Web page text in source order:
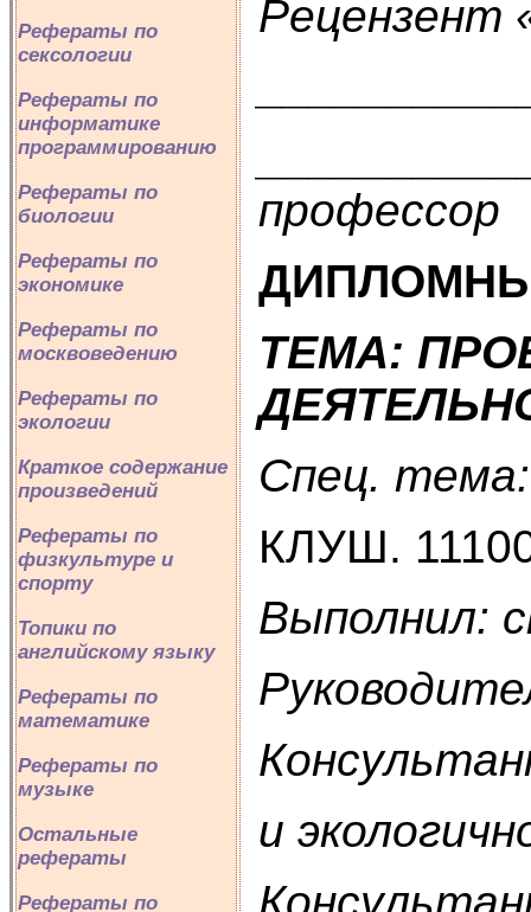
Рефераты по
сексологии
Рефераты по
информатике
программированию
Рефераты по
биологии
Рефераты по
экономике
Рефераты по
москвоведению
Рефераты по
экологии
Краткое содержание
произведений
Рефераты по
физкультуре и
спорту
Топики по
английскому языку
Рефераты по
математике
Рефераты по
музыке
Остальные
рефераты
Рефераты по
Рецензент
профессор
ТЕМА:
Спец. тема:
КЛУШ.
Выполнил:
и